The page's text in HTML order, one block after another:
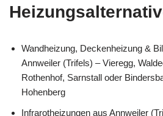
Wandheizung, Deckenheizung &
Annweiler (Trifels) – Vieregg,
Rothenhof, Sarnstall oder
Hohenberg
Infrarotheizungen aus Annweiler